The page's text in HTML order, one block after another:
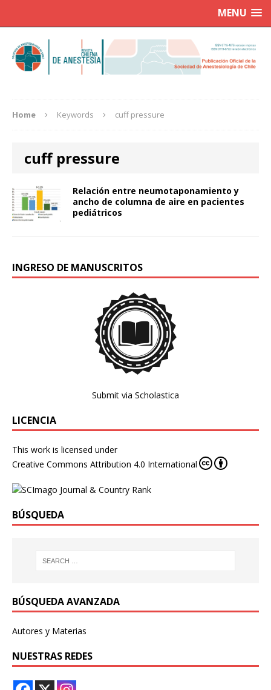
MENU
Home Keywords cuff pressure
cuff pressure
Relación entre neumotaponamiento y
ancho de columna de aire en pacientes
pediátricos
INGRESO DE MANUSCRITOS
Submit via Scholastica
LICENCIA
This work is licensed under
Creative Commons Attribution 4.0 International
BÚSQUEDA
BÚSQUEDA AVANZADA
Autores y Materias
NUESTRAS REDES